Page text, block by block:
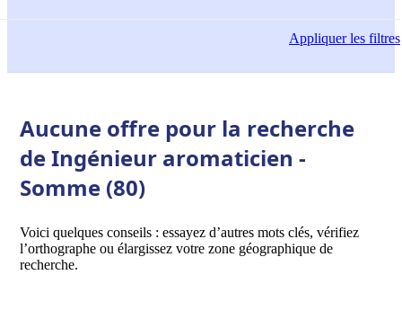
Appliquerles filtres
Aucune offre pour la recherche
de Ingénieur aromaticien -
Somme (80)
Voici quelques conseils : essayez d’autres mots clés, vérifiez
l’orthographe ou élargissez votre zone géographique de
recherche.